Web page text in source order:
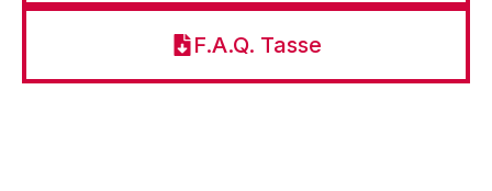
F.A.Q. Tasse